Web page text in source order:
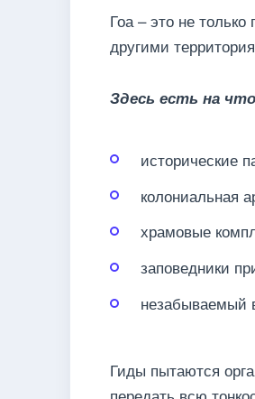
Гоа – это не
другими
Здесь есть на
исторические
колониальная
храмовые
заповедники
незабываемый
Гиды пытаются